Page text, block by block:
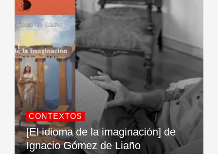
CONTEXTOS
[El idioma de la imaginación] de
Ignacio Gómez de Liaño